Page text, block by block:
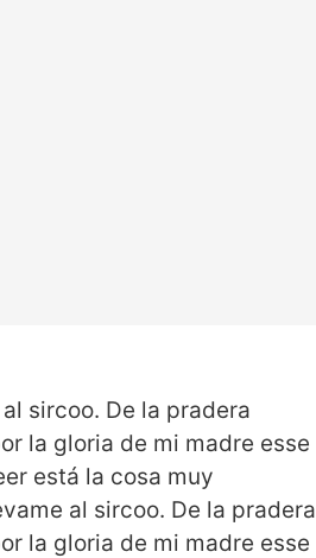
sircoo. De la pradera
la gloria de mi madre esse
está la cosa muy
al sircoo. De la pradera
la gloria de mi madre esse